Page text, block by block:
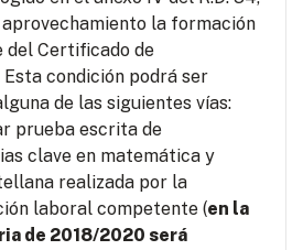
la formación
del Certificado de
Esta condición podrá ser
de las siguientes vías:
prueba escrita de
clave en matemática y
realizada por la
laboral competente (en la
de 2018/2020 será